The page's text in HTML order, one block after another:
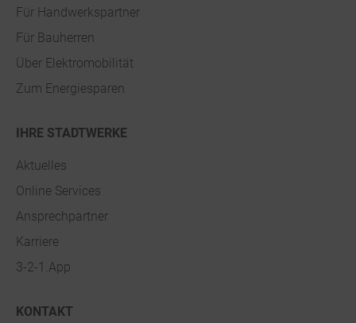
Für Handwerkspartner
Für Bauherren
Über Elektromobilität
Zum Energiesparen
IHRE STADTWERKE
Aktuelles
Online Services
Ansprechpartner
Karriere
3-2-1.App
KONTAKT